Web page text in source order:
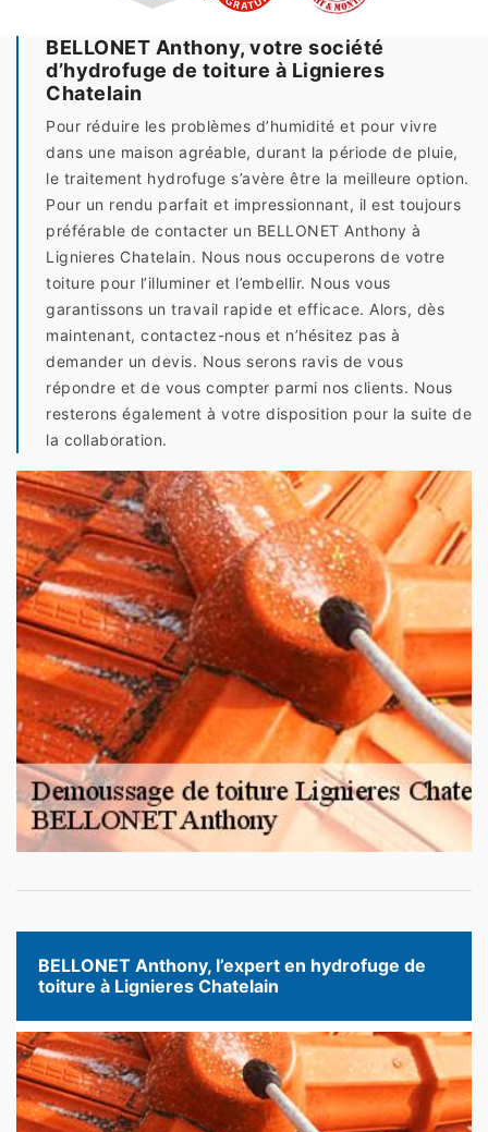
BELLONET Anthony, votre société
d’hydrofuge de toiture à Lignieres
Chatelain
Pour réduire les problèmes d’humidité et pour vivre
dans une maison agréable, durant la période de pluie,
le traitement hydrofuge s’avère être la meilleure option.
Pour un rendu parfait et impressionnant, il est toujours
préférable de contacter un BELLONET Anthony à
Lignieres Chatelain. Nous nous occuperons de votre
toiture pour l’illuminer et l’embellir. Nous vous
garantissons un travail rapide et efficace. Alors, dès
maintenant, contactez-nous et n’hésitez pas à
demander un devis. Nous serons ravis de vous
répondre et de vous compter parmi nos clients. Nous
resterons également à votre disposition pour la suite de
la collaboration.
BELLONET Anthony, l’expert en hydrofuge de
toiture à Lignieres Chatelain